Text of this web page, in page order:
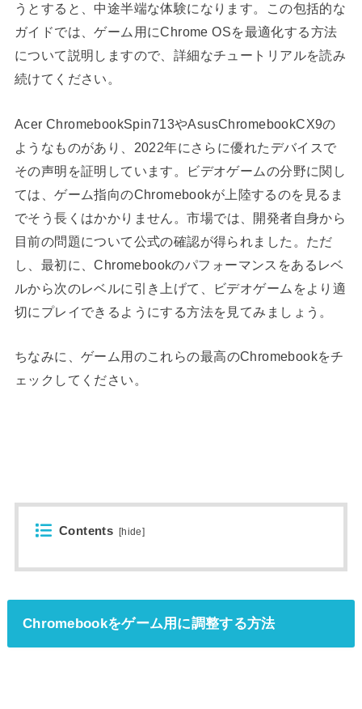
うとすると、中途半端な体験になります。この包括的な
ガイドでは、ゲーム用にChrome OSを最適化する方法
について説明しますので、詳細なチュートリアルを読み
続けてください。
Acer ChromebookSpin713やAsusChromebookCX9の
ようなものがあり、2022年にさらに優れたデバイスで
その声明を証明しています。ビデオゲームの分野に関し
ては、ゲーム指向のChromebookが上陸するのを見るま
でそう長くはかかりません
。市場では、開発者自身から
目前の問題について公式の確認が得られました。 ただ
し、最初に、Chromebookのパフォーマンス をあるレベ
ルから次のレベルに引き上げて、ビデオゲームをより適
切にプレイできるようにする方法を見てみましょう。
ちなみに、ゲーム用のこれらの最高のChromebookをチ
ェックしてください。
Contents [hide]
Chromebookをゲーム用に調整する方法